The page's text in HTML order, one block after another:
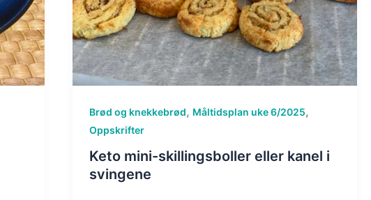
Brød og knekkebrød, Måltidsplan uke 6/2025,
Oppskrifter
Keto mini-skillingsboller eller kanel i
svingene​